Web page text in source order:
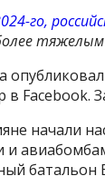
го,
Facebook.
начали
и